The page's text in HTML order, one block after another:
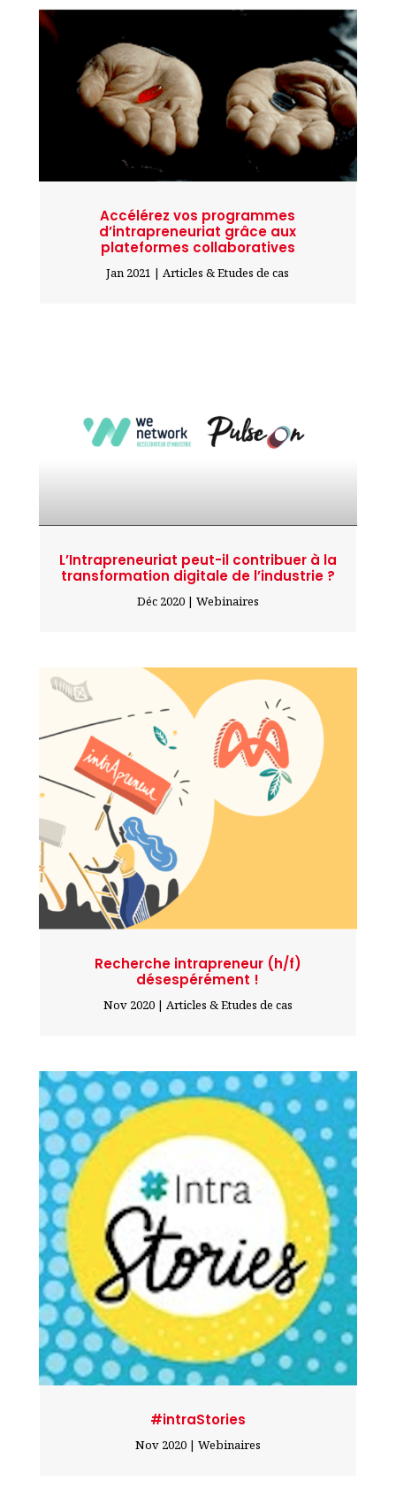
Accélérez vos programmes
d’intrapreneuriat grâce aux
plateformes collaboratives
Jan 2021 |Articles & Etudes de cas
L’Intrapreneuriat peut-il contribuer à la
transformation digitale de l’industrie ?
Déc 2020| Webinaires
Recherche intrapreneur (h/f)
désespérément !
Nov 2020| Articles & Etudes de cas
#intraStories
Nov 2020| Webinaires